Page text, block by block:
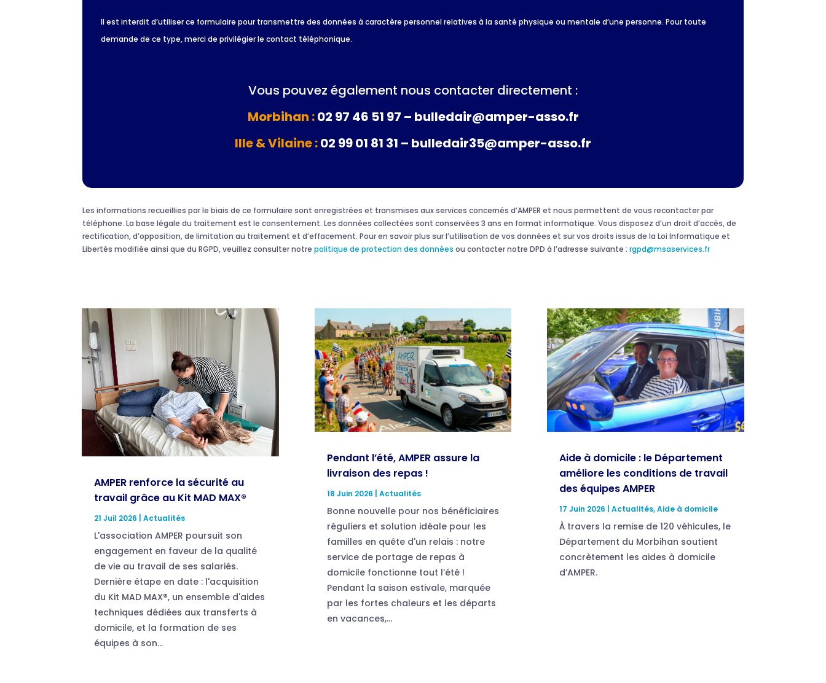
Il est interdit d’utiliser ce formulaire pour transmettre des données à caractère personnel relatives à la santé physique ou mentale d’une personne. Pour toute
demande de ce type, merci de privilégier le contact téléphonique.
Vous pouvez également nous contacter directement :
Morbihan :02 97 46 51 97 – bulledair@amper-asso.fr
Ille & Vilaine :02 99 01 81 31 – bulledair35@amper-asso.fr
Les informations recueillies par le biais de ce formulaire sont enregistrées et transmises aux services concernés d’AMPER et nous permettent de vous recontacter par
téléphone. La base légale du traitement est le consentement. Les données collectées sont conservées 3 ans en format informatique. Vous disposez d’un droit d’accès, de
rectification, d’opposition, de limitation au traitement et d’effacement. Pour en savoir plus sur l’utilisation de vos données et sur vos droits issus de la Loi Informatique et
Libertés modifiée ainsi que du RGPD, veuillez consulter notrepolitique de protection des données ou contacter notre DPD à l’adresse suivante :rgpd@msaservices.fr
AMPER renforce la sécurité au
travail grâce au Kit MAD MAX®
21 Juil 2026 |Actualités
L'association AMPER poursuit son
engagement en faveur de la qualité
de vie au travail de ses salariés.
Dernière étape en date : l'acquisition
du Kit MAD MAX®, un ensemble d'aides
techniques dédiées aux transferts à
domicile, et la formation de ses
équipes à son...
Pendant l’été, AMPER assure la
livraison des repas !
18 Juin 2026 Actualités
Bonne nouvelle pour nos bénéficiaires
réguliers et solution idéale pour les
familles en quête d'un relais : notre
service de portage de repas à
domicile fonctionne tout l’été !
Pendant la saison estivale, marquée
par les fortes chaleurs et les départs
en vacances,...
Aide à domicile : le Département
améliore les conditions de travail
des équipes AMPER
17 Juin 2026 Actualités,Aide à domicile
À travers la remise de 120 véhicules, le
Département du Morbihan soutient
concrètement les aides à domicile
d’AMPER.